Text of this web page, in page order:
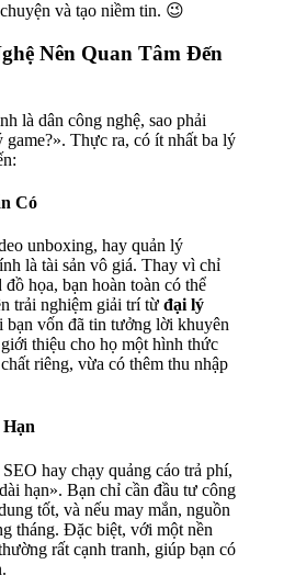
và tạo niềm tin. 😉
Nên Quan Tâm Đến
là dân công nghệ, sao phải
game?». Thực ra, có ít nhất ba lý
Có
unboxing, hay quản lý
là tài sản vô giá. Thay vì chỉ
họa, bạn hoàn toàn có thể
trải nghiệm giải trí từ đại lý
bạn vốn đã tin tưởng lời khuyên
thiệu cho họ một hình thức
riêng, vừa có thêm thu nhập
hay chạy quảng cáo trả phí,
hạn». Bạn chỉ cần đầu tư công
tốt, và nếu may mắn, nguồn
tháng. Đặc biệt, với một nền
rất cạnh tranh, giúp bạn có